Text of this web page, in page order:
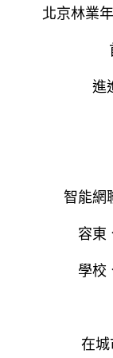
北京林業
進
智能網
容東
學校
在城